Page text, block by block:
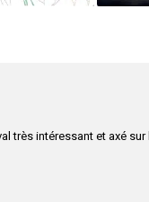
très intéressant et axé sur